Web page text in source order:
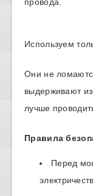
Используем
Они не
выдерживают
лучше
Правила
Перед